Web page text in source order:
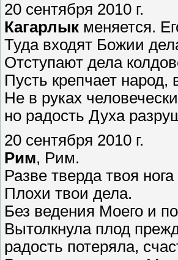
20 сентября 2010 г.
Кагарлык меняется.
Туда входят Божии
Отступают дела
Пусть крепчает
Не в руках
но радость Духа
20 сентября 2010 г.
Рим, Рим.
Разве тверда твоя
Плохи твои дела.
Без ведения Моего и
Вытолкнула плод
радость потеряла,